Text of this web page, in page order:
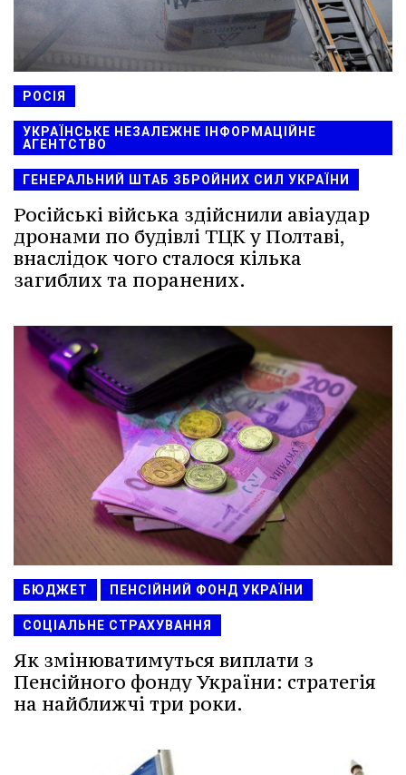
РОСІЯ
УКРАЇНСЬКЕ НЕЗАЛЕЖНЕ ІНФОРМАЦІЙНЕ
АГЕНТСТВО
ГЕНЕРАЛЬНИЙ ШТАБ ЗБРОЙНИХ СИЛ УКРАЇНИ
Російські війська здійснили авіаудар
дронами по будівлі ТЦК у Полтаві,
внаслідок чого сталося кілька
загиблих та поранених.
БЮДЖЕТ ПЕНСІЙНИЙ ФОНД УКРАЇНИ
СОЦІАЛЬНЕ СТРАХУВАННЯ
Як змінюватимуться виплати з
Пенсійного фонду України: стратегія
на найближчі три роки.